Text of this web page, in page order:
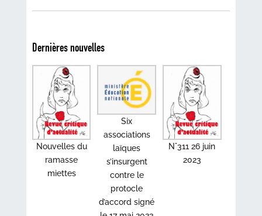
Dernières nouvelles
Nouvelles du
ramasse
miettes
Six
associations
laïques
s’insurgent
contre le
protocle
d’accord signé
N°311 26 juin
2023